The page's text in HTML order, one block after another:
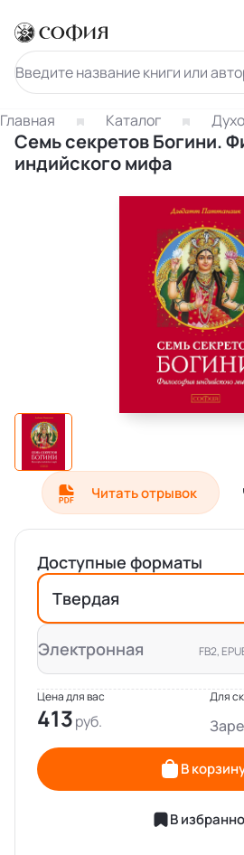
Главная Каталог
Семь секретов Богини.
индийского мифа
Читать отрывок
Доступные форматы
Твердая
Электронная FB2,
Цена для вас
413
Для
В
В